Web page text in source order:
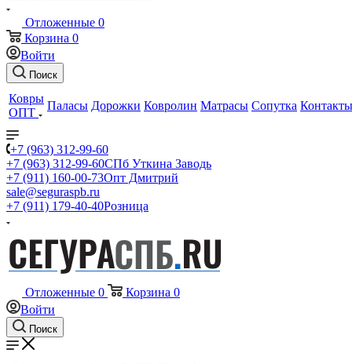
Отложенные 0
Корзина 0
Войти
Поиск
Ковры
ОПТ
Паласы Дорожки Ковролин Матрасы Сопутка Контакты
+7 (963) 312-99-60
+7 (963) 312-99-60СПб Уткина Заводь
+7 (911) 160-00-73Опт Дмитрий
sale@seguraspb.ru
+7 (911) 179-40-40Розница
Отложенные 0 Корзина 0
Войти
Поиск